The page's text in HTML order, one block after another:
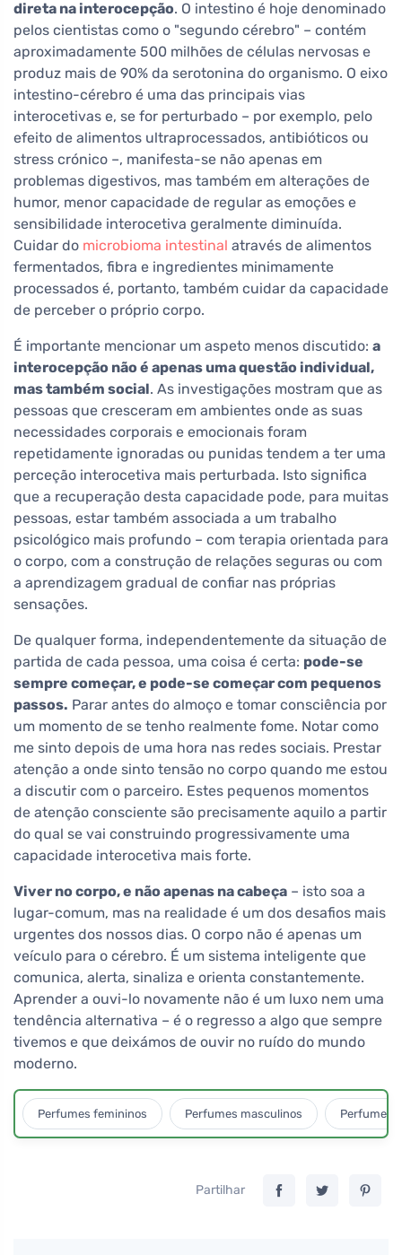
direta na interocepção. O intestino é hoje denominado
pelos cientistas como o "segundo cérebro" – contém
aproximadamente 500 milhões de células nervosas e
produz mais de 90% da serotonina do organismo. O eixo
intestino-cérebro é uma das principais vias
interocetivas e, se for perturbado – por exemplo, pelo
efeito de alimentos ultraprocessados, antibióticos ou
stress crónico –, manifesta-se não apenas em
problemas digestivos, mas também em alterações de
humor, menor capacidade de regular as emoções e
sensibilidade interocetiva geralmente diminuída.
Cuidar do microbioma intestinal através de alimentos
fermentados, fibra e ingredientes minimamente
processados é, portanto, também cuidar da capacidade
de perceber o próprio corpo.
É importante mencionar um aspeto menos discutido: a
interocepção não é apenas uma questão individual,
mas também social. As investigações mostram que as
pessoas que cresceram em ambientes onde as suas
necessidades corporais e emocionais foram
repetidamente ignoradas ou punidas tendem a ter uma
perceção interocetiva mais perturbada. Isto significa
que a recuperação desta capacidade pode, para muitas
pessoas, estar também associada a um trabalho
psicológico mais profundo – com terapia orientada para
o corpo, com a construção de relações seguras ou com
a aprendizagem gradual de confiar nas próprias
sensações.
De qualquer forma, independentemente da situação de
partida de cada pessoa, uma coisa é certa: pode-se
sempre começar, e pode-se começar com pequenos
passos. Parar antes do almoço e tomar consciência por
um momento de se tenho realmente fome. Notar como
me sinto depois de uma hora nas redes sociais. Prestar
atenção a onde sinto tensão no corpo quando me estou
a discutir com o parceiro. Estes pequenos momentos
de atenção consciente são precisamente aquilo a partir
do qual se vai construindo progressivamente uma
capacidade interocetiva mais forte.
Viver no corpo, e não apenas na cabeça – isto soa a
lugar-comum, mas na realidade é um dos desafios mais
urgentes dos nossos dias. O corpo não é apenas um
veículo para o cérebro. É um sistema inteligente que
comunica, alerta, sinaliza e orienta constantemente.
Aprender a ouvi-lo novamente não é um luxo nem uma
tendência alternativa – é o regresso a algo que sempre
tivemos e que deixámos de ouvir no ruído do mundo
moderno.
Perfumes femininos Perfumes masculinos Perfumes
Partilhar